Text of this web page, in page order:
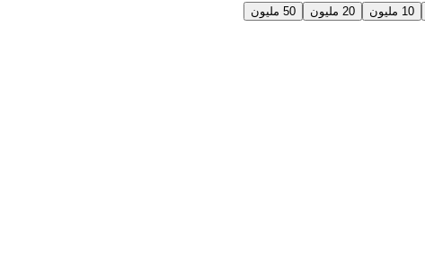
10 مليون 20 مليون 50 مليون